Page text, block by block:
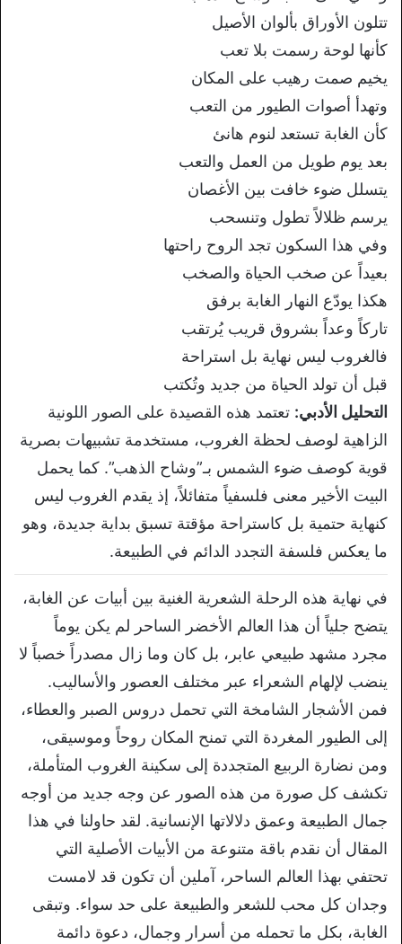
تتلون الأوراق بألوان الأصيل
كأنها لوحة رسمت بلا تعب
يخيم صمت رهيب على المكان
وتهدأ أصوات الطيور من التعب
كأن الغابة تستعد لنوم هانئ
بعد يوم طويل من العمل والتعب
يتسلل ضوء خافت بين الأغصان
يرسم ظلالاًتطول وتنسحب
وفي هذا السكون تجد الروح راحتها
بعيداً عن صخب الحياة والصخب
هكذا يودّع النهار الغابة برفق
تار كاً وعداً بشروق قريب يُرتقب
فالغروب ليس نهاية بل استراحة
قبل أن تولد الحياة من جديد وتُكتب
التحليل الأدبي: تعتمد هذه القصيدة على الصور اللونية
الزاهية لوصف لحظة الغروب، مستخدمة تشبيهات بصرية
قوية كوصف ضوء الشمس بـ”وشاح الذهب”. كما يحمل
البيت الأخير معنى فلسفياً متفائلاً، إذ يقدم الغروب ليس
كنهاية حتمية بل كاستراحة مؤقتة تسبق بداية جديدة، وهو
ما يعكس فلسفة التجدد الدائم في الطبيعة.
في نهاية هذه الرحلة الشعرية الغنية بين أبيات عن الغابة،
يتضح جلياً أن هذا العالم الأخضر الساحر لم يكن يوماً
مجرد مشهد طبيعي عابر، بل كان وما زال مصدراً خصباً لا
ينضب لإلهام الشعراء عبر مختلف العصور والأساليب.
فمن الأشجار الشامخة التي تحمل دروس الصبر والعطاء،
إلى الطيور المغردة التي تمنح المكان روحاً وموسيقى،
ومن نضارة الربيع المتجددة إلى سكينة الغروب المتأملة،
تكشف كل صورة من هذه الصور عن وجه جديد من أوجه
جمال الطبيعة وعمق دلالاتها الإنسانية. لقد حاولنا في هذا
المقال أن نقدم باقة متنوعة من الأبيات الأصلية التي
تحتفي بهذا العالم الساحر، آملين أن تكون قد لامست
وجدان كل محب للشعر والطبيعة على حد سواء. وتبقى
الغابة، بكل ما تحمله من أسرار وجمال، دعوة دائمة